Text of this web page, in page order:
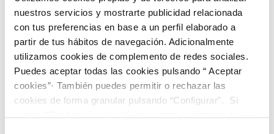
nuestros servicios y mostrarte publicidad relacionada
con tus preferencias en base a un perfil elaborado a
partir de tus hábitos de navegación. Adicionalmente
utilizamos cookies de complemento de redes sociales.
Puedes aceptar todas las cookies pulsando “ Aceptar
cookies”· También puedes permitir o rechazar las
cookies de forma granular pulsando “Configurar”. Si